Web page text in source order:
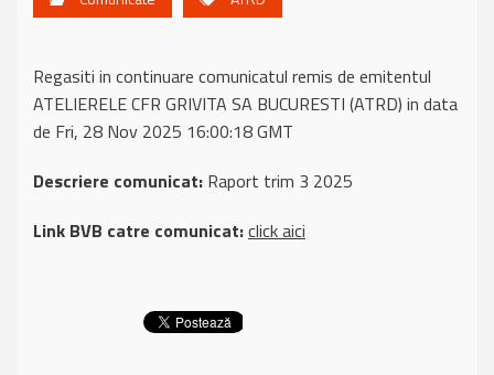
Regasiti in continuare comunicatul remis de emitentul
ATELIERELE CFR GRIVITA SA BUCURESTI (ATRD) in data
de Fri, 28 Nov 2025 16:00:18 GMT
Descriere comunicat: Raport trim 3 2025
Link BVB catre comunicat:click aici